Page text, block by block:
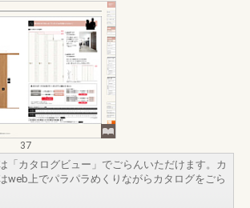
37
「カタログビュー」でごらんいただけます。カ
web上でパラパラめくりながらカタログをごら